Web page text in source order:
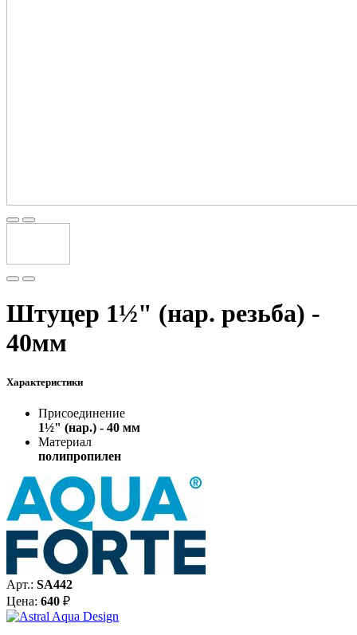
Штуцер 1½" (нар. резьба) -
40мм
Характеристики
Присоединение
1½" (нар.) - 40 мм
Материал
полипропилен
Арт.: SA442
Цена: 640 ₽